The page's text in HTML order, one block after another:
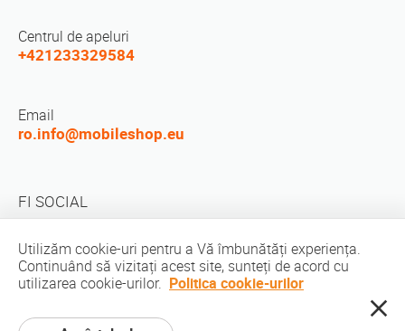
Centrul de apeluri
+421233329584
Email
ro.info@mobileshop.eu
FI SOCIAL
Utilizăm cookie-uri pentru a Vă îmbunătăți experiența.
Continuând să vizitați acest site, sunteți de acord cu
utilizarea cookie-urilor. Politica cookie-urilor